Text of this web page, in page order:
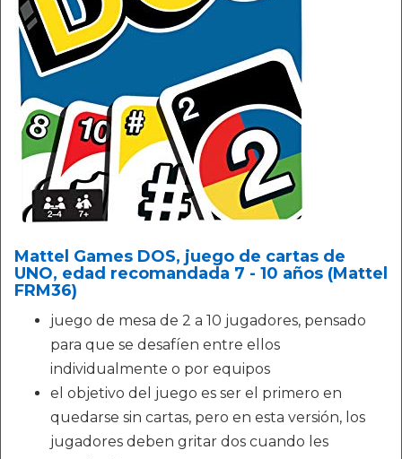
Mattel Games DOS, juego de cartas de
UNO, edad recomandada 7 - 10 años (Mattel
FRM36)
juego de mesa de 2 a 10 jugadores, pensado
para que se desafíen entre ellos
individualmente o por equipos
el objetivo del juego es ser el primero en
quedarse sin cartas, pero en esta versión, los
jugadores deben gritar dos cuando les